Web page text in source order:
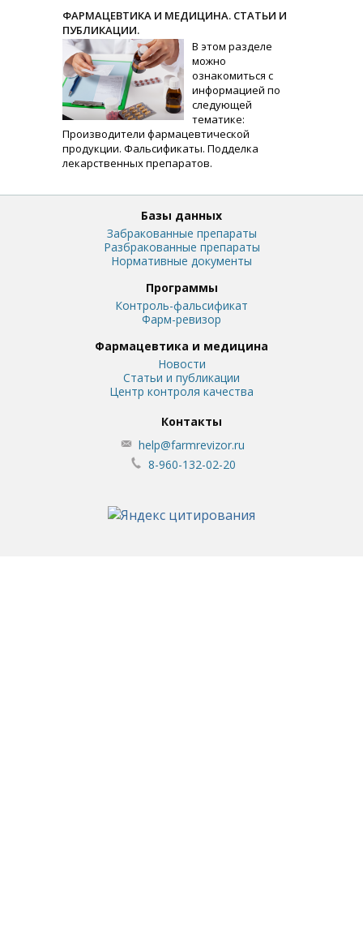
ФАРМАЦЕВТИКА И МЕДИЦИНА. СТАТЬИ И
ПУБЛИКАЦИИ.
В этом разделе
можно
ознакомиться с
информацией по
следующей
тематике:
Производители фармацевтической
продукции. Фальсификаты. Подделка
лекарственных препаратов.
Базы данных
Забракованные препараты
Разбракованные препараты
Нормативные документы
Программы
Контроль-фальсификат
Фарм-ревизор
Фармацевтика и медицина
Новости
Статьи и публикации
Центр контроля качества
Контакты
help@farmrevizor.ru
8-960-132-02-20